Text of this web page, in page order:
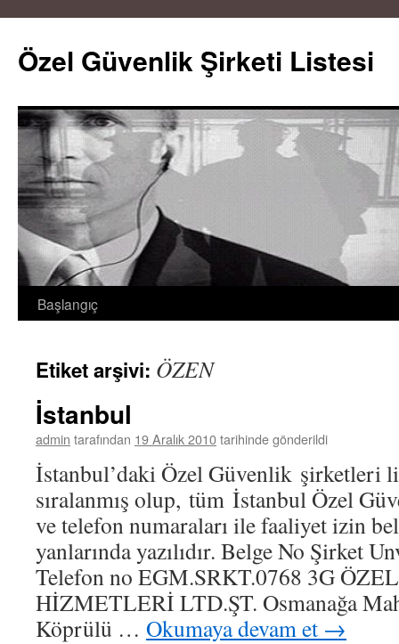
Özel Güvenlik Şirketi Listesi
İçeriğe
Başlangıç
Etiket arşivi: ÖZEN
İstanbul
admin tarafından 19 Aralık 2010tarihinde gönderildi
İstanbul’daki Özel Güvenlik şirketleri
sıralanmış olup, tüm İstanbul Özel
ve telefon numaraları ile faaliyet izin
yanlarında yazılıdır. Belge No Şirket
Telefon no EGM.SRKT.0768 3G
HİZMETLERİ LTD.ŞT. Osmanağa
Köprülü … Okumaya devam et →